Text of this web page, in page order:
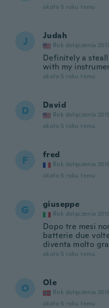
około 5 roku temu
J Judah
Rok dołączenia
Definitely a
with my
około 5 roku temu
D David
Rok dołączenia
około 5 roku temu
F fred
Rok dołączenia
około 5 roku temu
G giuseppe
Rok dołączenia
Dopo tre mesi
batterie due
diventa molto
około 5 roku temu
O Ole
Rok dołączenia
około 5 roku temu